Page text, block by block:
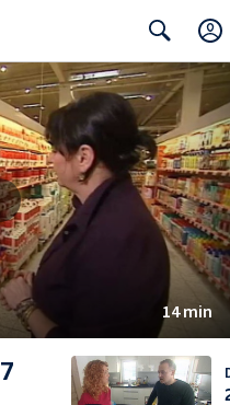
Search
14 min